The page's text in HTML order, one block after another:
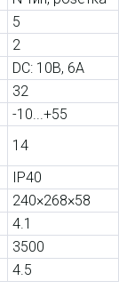
5
2
DC: 10В, 6А
32
-10...+55
14
IP40
240×268×58
4.1
3500
4.5